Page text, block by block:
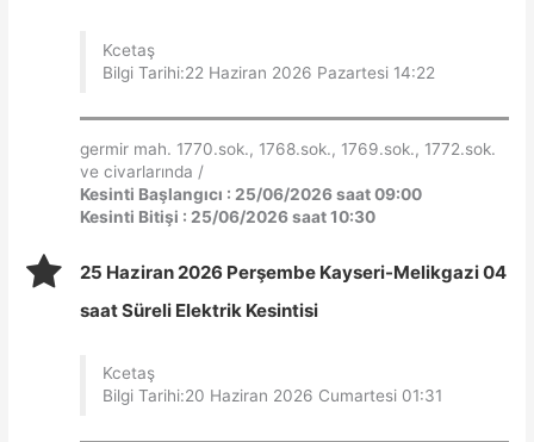
Kcetaş
Bilgi Tarihi:22 Haziran 2026 Pazartesi 14:22
germir mah. 1770.sok., 1768.sok., 1769.sok., 1772.sok.
ve civarlarında /
Kesinti Başlangıcı : 25/06/2026 saat 09:00
Kesinti Bitişi : 25/06/2026 saat 10:30
25 Haziran 2026 Perşembe Kayseri-Melikgazi 04
saat Süreli Elektrik Kesintisi
Kcetaş
Bilgi Tarihi:20 Haziran 2026 Cumartesi 01:31